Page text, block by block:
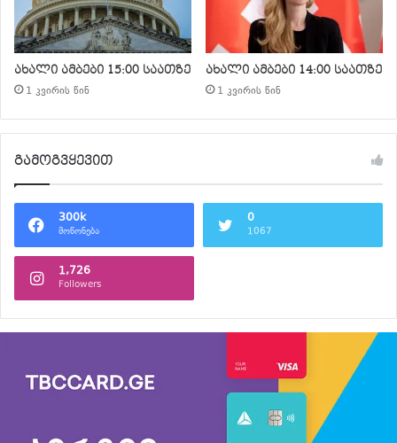
ახალი ამბები 15:00 საათზე
1 კვირის წინ
ახალი ამბები 14:00 საათზე
1 კვირის წინ
გამოგვყევით
300k
მოწონება
0
1067
1,726
Followers